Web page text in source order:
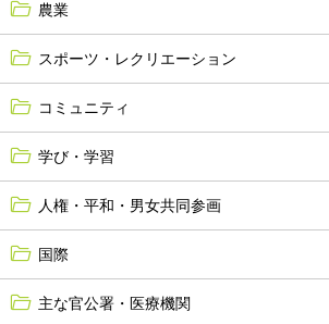
農業
スポーツ・レクリエーション
コミュニティ
学び・学習
人権・平和・男女共同参画
国際
主な官公署・医療機関